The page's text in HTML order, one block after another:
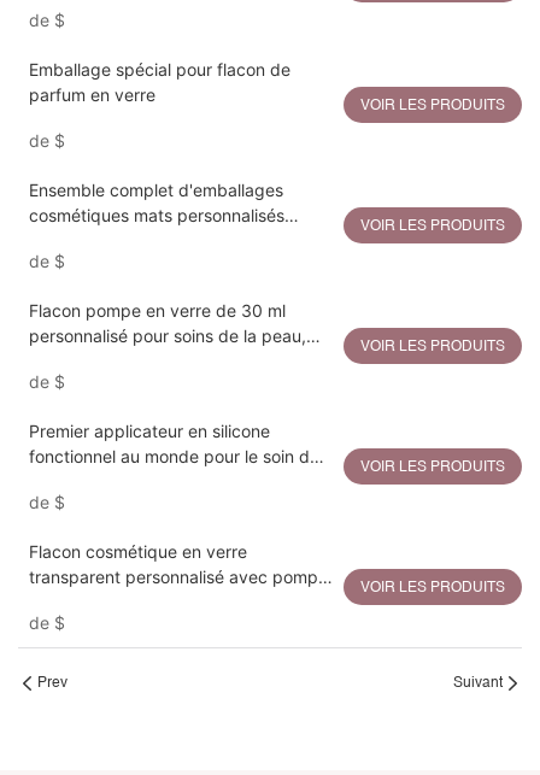
de $
Emballage spécial pour flacon de
parfum en verre
de $
VOIR LES PRODUITS
Ensemble complet d'emballages
cosmétiques mats personnalisés
plastique, un flacon pompe, un pot de
de $
VOIR LES PRODUITS
Flacon pompe en verre de 30 ml
personnalisé pour soins de la peau,
de $
VOIR LES PRODUITS
Premier applicateur en silicone
fonctionnel au monde pour le soin du
plastique
de $
VOIR LES PRODUITS
Flacon cosmétique en verre
transparent personnalisé avec pompe
de $
VOIR LES PRODUITS
Prev Suivant